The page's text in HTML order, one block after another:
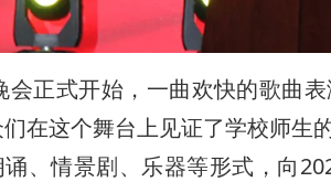
会正式开始，一曲欢快的歌曲
在这个舞台上见证了学校师生
诵、情景剧、乐器等形式，向